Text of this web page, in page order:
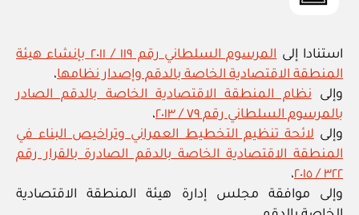
استنادا إلى
المرسوم السلطاني رقم ١١٩ / ٢٠١١ بإنشاء هيئة
المنطقة الاقتصادية الخاصة بالدقم وإصدار نظامها،
وإلى نظام المنطقة الاقتصادية الخاصة بالدقم الصادر
بالمرسوم السلطاني رقم ٧٩ / ٢٠١٣
،
وإلى لائحة تنظيم التخطيط العمراني وتراخيص البناء في
المنطقة الاقتصادية الخاصة بالدقم الصادرة بالقرار رقم
٣٢٢ / ٢٠١٥
،
وإلى موافقة مجلس إدارة هيئة المنطقة الاقتصادية